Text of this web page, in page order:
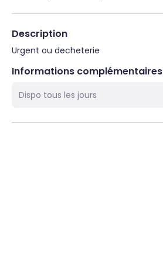
Description
Urgent ou decheterie
Informations complémentaires
Dispo tous les jours